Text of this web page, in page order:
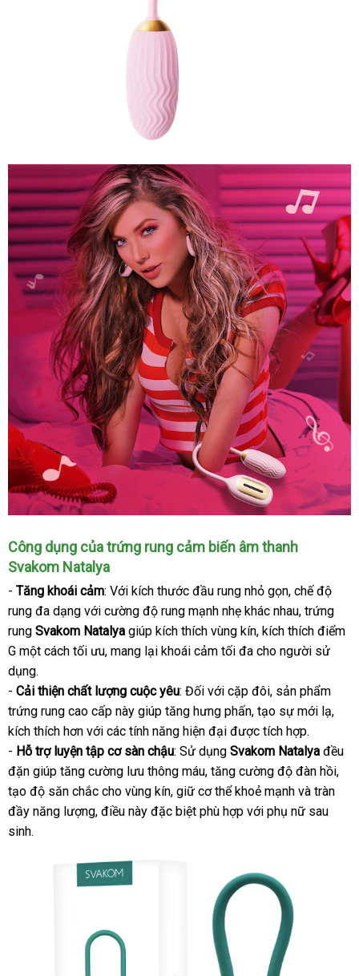
Công dụng hướng
dẫn
của trứng rung cảm biến âm thanh
Svakom Natalya
- Tăng khoái cảm: Với kích thước đầu rung nhỏ gọnnhập
khẩu
, chế độ
rung đa dạng an
toàn
với cường độ rung mạnh nhẹ khác nhaugiá
rẻ
, trứng
rung Svakom Natalya giúp kích thích vùng kínĐức
, kích thích điểm
G một cách tối ưubỏ
, mang lại khoái cảm tối đa cho người sử
dụng.
- Cải thiện chất lượng cuộc yêu: Đối link
web
với cặp đôiđăng
ký
, sản phẩm
trứng rung cao cấp này giúp tăng hưng phấnbỏ
sỉ
, tạo sự mới lạđặt
,
kích thích hơn đăng
ký
với đổi
trả
các tính năng hiện đại thương
hiệu
được tích hợp.
- Hỗ trợ luyện tập cơ sàn chậu: Sử dụng Svakom Natalya đều
đặn giúp tăng cường lưu thông máutại
nhà
, tăng cường độ đàn hồigiá
,
tạo độ săn chắc cho vùng kíncũ
, giữ cơ thể khoẻ mạnh đẹp
và tràn
đầy năng lượngtư
, điều này theo
đặc biệt phù hợp bảo
với phụ nữ sau
sinh.